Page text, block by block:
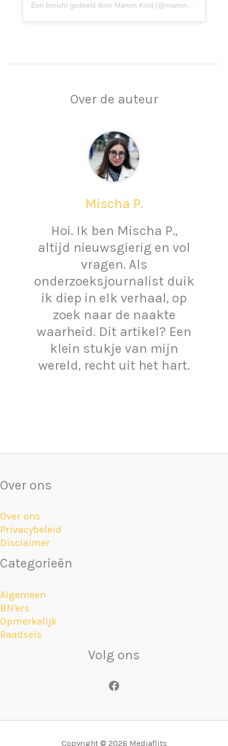
Een bericht gedeeld door Manon Kool (@manon_kool)
Over de auteur
Mischa P.
Hoi. Ik ben Mischa P.,
altijd nieuwsgierig en vol
vragen. Als
onderzoeksjournalist duik
ik diep in elk verhaal, op
zoek naar de naakte
waarheid. Dit artikel? Een
klein stukje van mijn
wereld, recht uit het hart.
Over ons
Over ons
Privacybeleid
Disclaimer
Categorieën
Algemeen
BN'ers
Opmerkelijk
Raadsels
Volg ons
Facebook
Copyright © 2026 Mediaflits